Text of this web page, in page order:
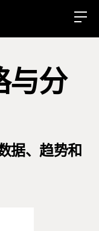
与分
据、趋势和